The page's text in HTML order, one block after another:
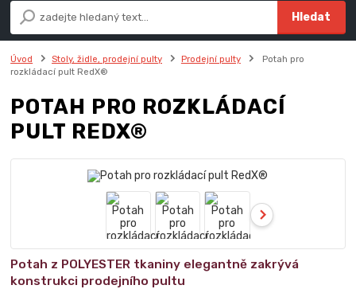
Hledat
Úvod Stoly, židle, prodejní pulty Prodejní pulty
Potah pro
rozkládací pult RedX®
POTAH PRO ROZKLÁDACÍ
PULT REDX®
Potah z POLYESTER tkaniny elegantně zakrývá
konstrukci prodejního pultu